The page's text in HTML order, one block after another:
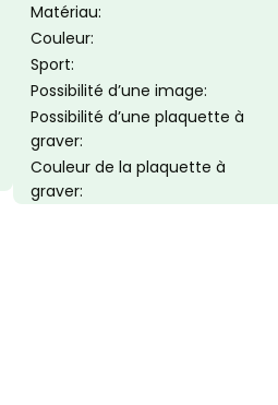
Matériau:
Couleur:
Sport:
Possibilité d’une image:
Possibilité d’une plaquette à
graver:
Couleur de la plaquette à
graver: